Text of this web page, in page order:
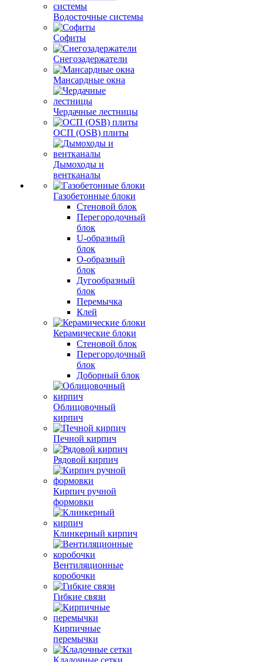
Водосточные системы
Софиты
Снегозадержатели
Мансардные окна
Чердачные лестницы
ОСП (OSB) плиты
Дымоходы и
вентканалы
Газобетонные блоки
Стеновой блок
Перегородочный
блок
U-образный
блок
О-образный
блок
Дугообразный
блок
Перемычка
Клей
Керамические блоки
Стеновой блок
Перегородочный
блок
Доборный блок
Облицовочный
кирпич
Печной кирпич
Рядовой кирпич
Кирпич ручной
формовки
Клинкерный кирпич
Вентиляционные
коробочки
Гибкие связи
Кирпичные
перемычки
Кладочные сетки